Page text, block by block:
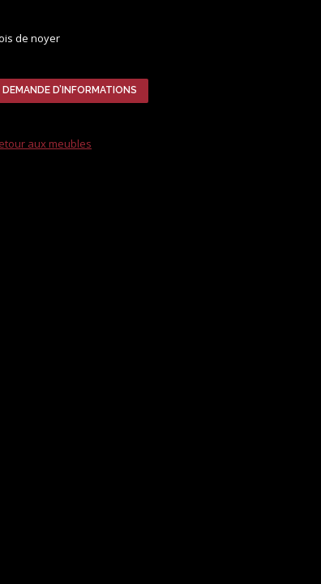
de noyer
DEMANDE D’INFORMATIONS
aux meubles